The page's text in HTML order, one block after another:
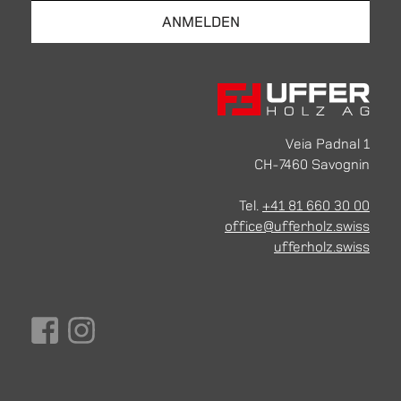
Veia Padnal 1
CH-7460 Savognin
Tel. +41 81 660 30 00
office@ufferholz.swiss
ufferholz.swiss